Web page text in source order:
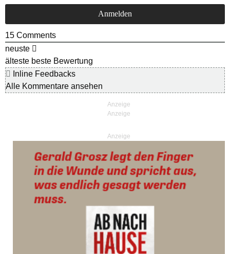
15 Comments
neuste
älteste beste Bewertung
Inline Feedbacks
Alle Kommentare ansehen
Anzeige